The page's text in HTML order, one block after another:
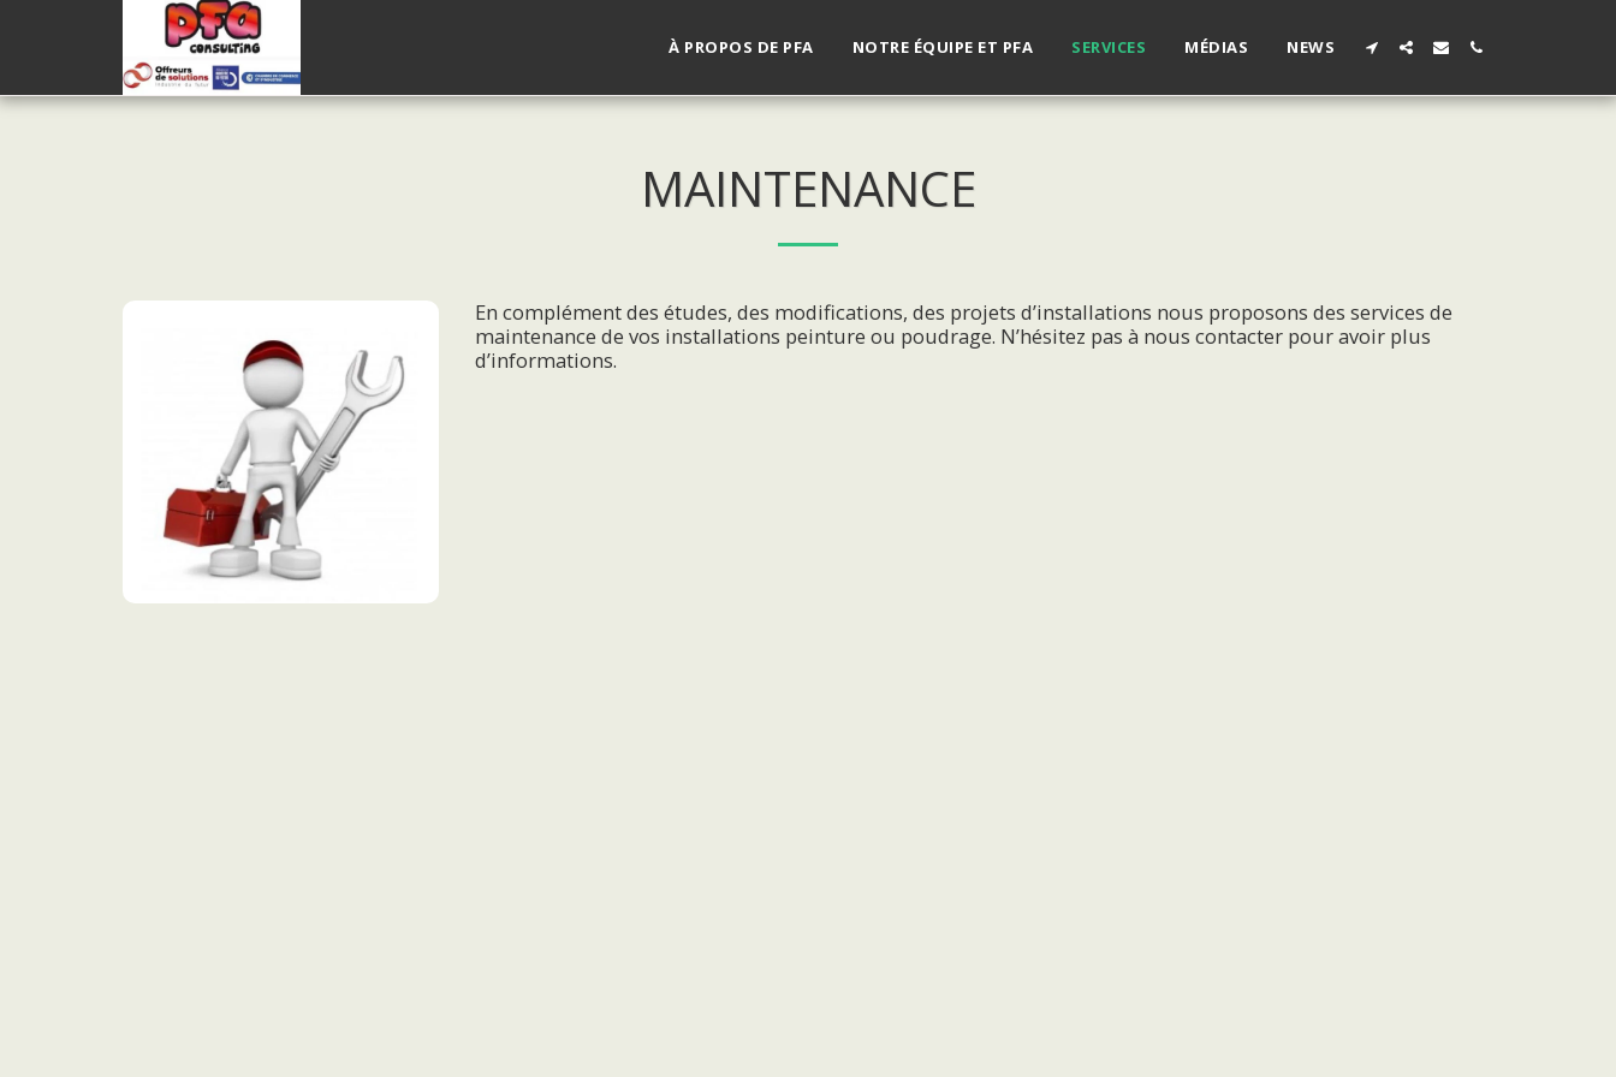
À PROPOS DE PFA NOTRE ÉQUIPE ET PFA SERVICES MÉDIAS NEWS
MAINTENANCE
En complément des études, des modifications, des projets d’installations nous proposons des services de
maintenance de vos installations peinture ou poudrage. N’hésitez pas à nous contacter pour avoir plus
d’informations.